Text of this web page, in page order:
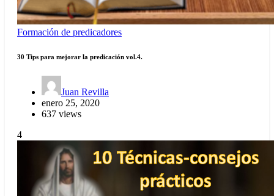
Formación de predicadores
30 Tips para mejorar la predicación vol.4.
Juan Revilla
enero 25, 2020
637 views
4